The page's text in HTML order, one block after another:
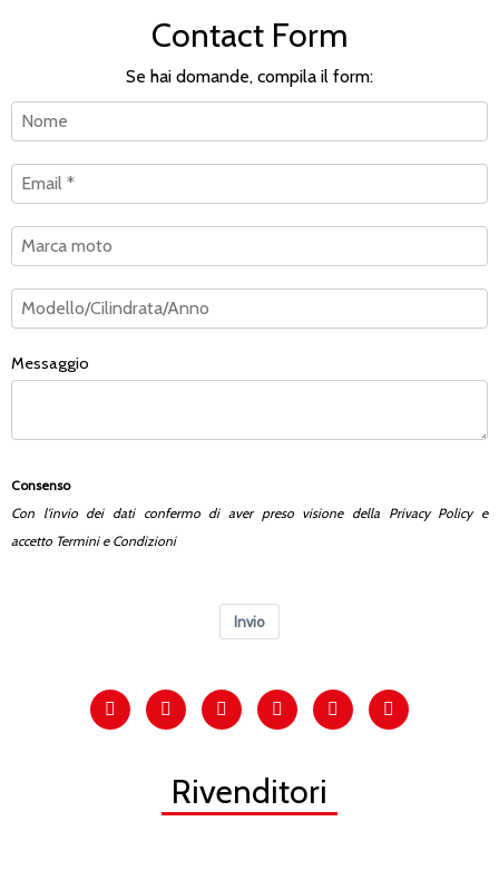
Contact Form
Se hai domande, compila il form:
Messaggio
Consenso
Con l'invio dei dati confermo di aver preso visione della Privacy Policye
accetto Termini e Condizioni
Invio
Rivenditori